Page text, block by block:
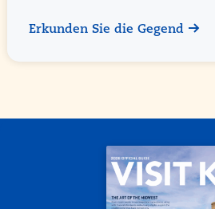
Erkunden Sie die Gegend